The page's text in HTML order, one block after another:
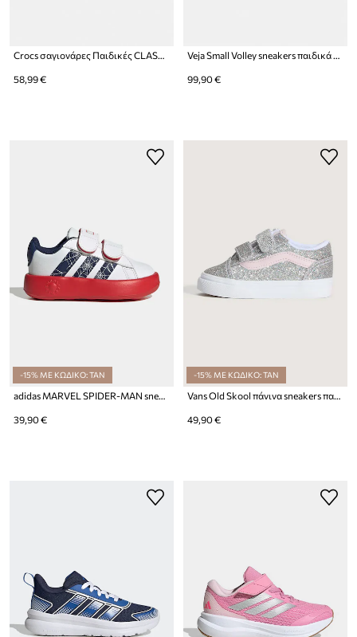
58,99 € 99,90 €
-15% ΜΕ ΚΩΔΙΚΟ: TAN
adidas MARVEL SPIDER-MAN sneakers παιδικά
39,90 €
-15% ΜΕ ΚΩΔΙΚΟ: TAN
Vans Old Skool πάνινα sneakers παιδικά
49,90 €